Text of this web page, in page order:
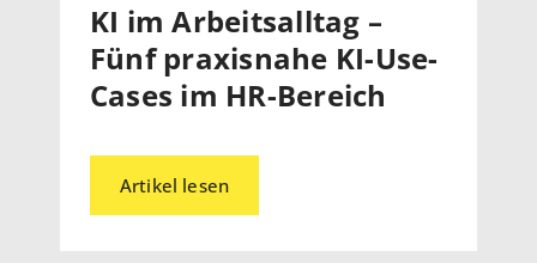
KI im Arbeitsalltag –
Fünf praxisnahe KI-Use-
Cases im HR-Bereich
Artikel lesen